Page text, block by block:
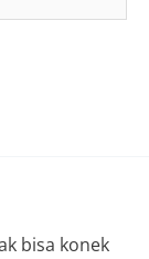
bisa konek